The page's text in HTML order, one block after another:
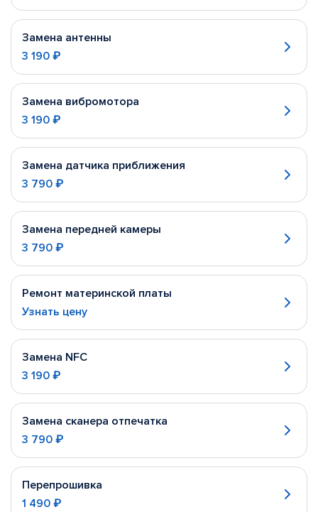
Замена антенны
3 190 ₽
Замена вибромотора
3 190 ₽
Замена датчика приближения
3 790 ₽
Замена передней камеры
3 790 ₽
Ремонт материнской платы
Узнать цену
Замена NFC
3 190 ₽
Замена сканера отпечатка
3 790 ₽
Перепрошивка
1 490 ₽